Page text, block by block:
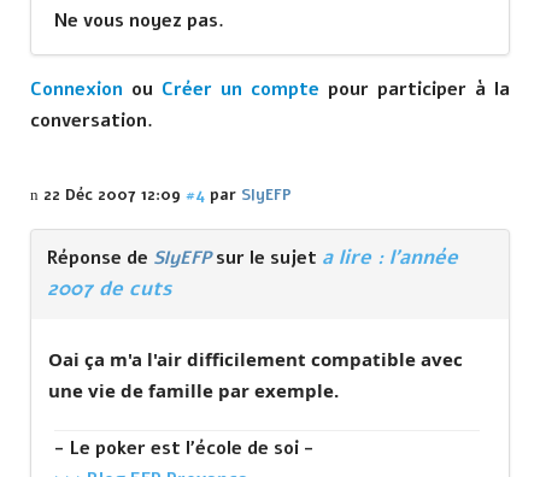
Ne vous noyez pas.
Connexion ou Créer un compte pour participer à la
conversation.
22 Déc 2007 12:09 #4 par SlyEFP
Réponse de SlyEFPsur le sujet a lire : l'année
2007 de cuts
Oai ça m'a l'air difficilement compatible avec
une vie de famille par exemple.
- Le poker est l'école de soi -